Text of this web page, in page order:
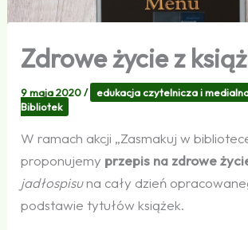
Zdrowe życie z
9 maja 2020/ edukacja czytelnicza i
Bibliotek
W ramach akcji „Zasmakuj w
proponujemy przepis na zdrowe
jadłospisuna cały dzień
podstawie tytułów książek.